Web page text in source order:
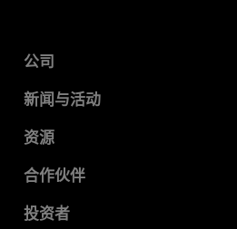
公司
关于 AMD
企业责任
就业机会
联系我们
新闻与活动
新闻中心
媒体库
资源
开发中心
成功案例
合作伙伴
AMD 合作伙伴中心
投资者